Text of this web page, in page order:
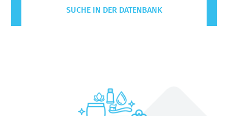
SUCHE IN DER DATENBANK